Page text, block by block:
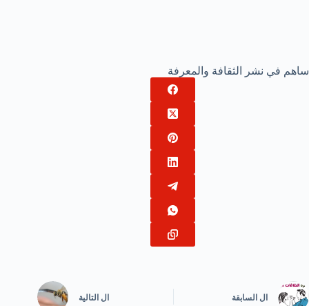
ساهم في نشر الثقافة والمعرفة
ال السابقة ال التالية